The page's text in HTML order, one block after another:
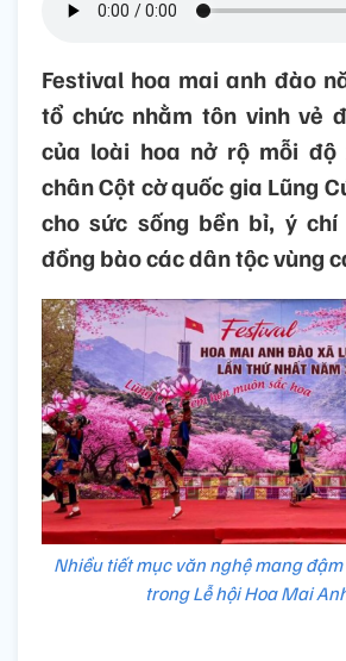
Festival hoa mai anh đào
tổ chức nhằm tôn vinh vẻ
của loài hoa nở rộ mỗi độ
chân Cột cờ quốc gia Lũng
cho sức sống bền bỉ, ý chí
đồng bào các dân tộc vùng
Nhiều tiết mục văn nghệ mang
trong Lễ hội Hoa Mai